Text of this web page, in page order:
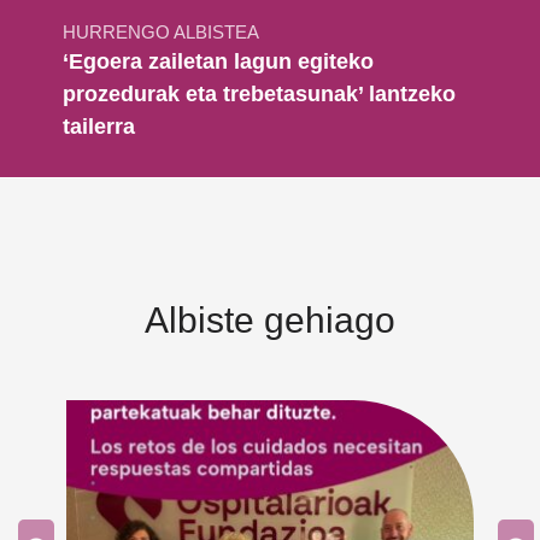
HURRENGO ALBISTEA
‘Egoera zailetan lagun egiteko
prozedurak eta trebetasunak’ lantzeko
tailerra
Albiste gehiago